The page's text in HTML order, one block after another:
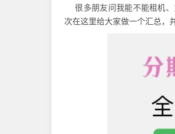
很多朋友问我能不能租机、
次在这里给大家做一个汇总，